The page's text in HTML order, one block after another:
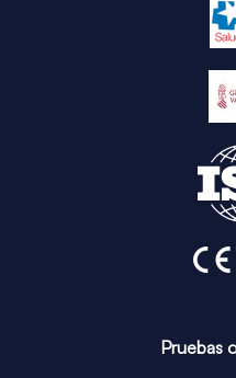
Pruebas